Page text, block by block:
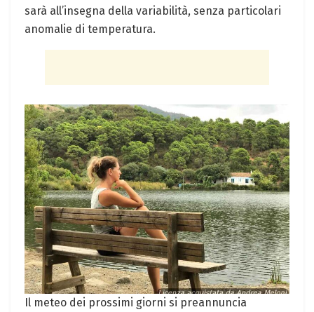
sarà all’insegna della variabilità, senza particolari
anomalie di temperatura.
Il meteo dei prossimi giorni si preannuncia